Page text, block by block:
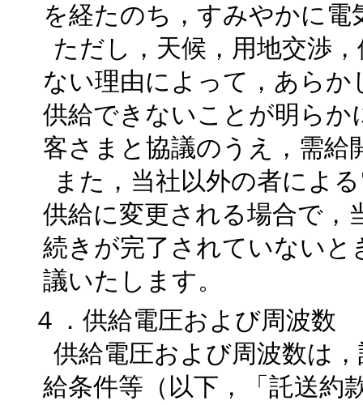
を経たのち，すみやかに
ただし，天候，用地交渉
ない理由によって，あら
供給できないことが明ら
客さまと協議のうえ，需給
また，当社以外の者によ
供給に変更される場合で，
続きが完了されていない
議いたします。
４．供給電圧および周波数
供給電圧および周波数は
給条件等（以下，「託送約